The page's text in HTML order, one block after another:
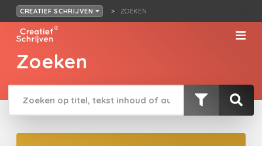
CREATIEF SCHRIJVEN ZOEKEN
Zoeken